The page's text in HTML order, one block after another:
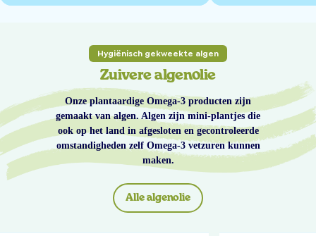
Hygiënisch gekweekte algen
Zuivere algenolie
Onze plantaardige Omega-3 producten zijn
gemaakt van algen. Algen zijn mini-plantjes die
ook op het land in afgesloten en gecontroleerde
omstandigheden zelf Omega-3 vetzuren kunnen
maken.
Alle algenolie